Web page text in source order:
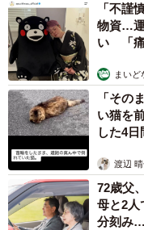
―わらび餅の季節です
か？
「もちろんオススメは
日香の独自配合＆焙煎
はバニラアイスに添え
り、ミルクティーに浮
ップでカラフルに色
ます」
「不謹
物資…
い 「痛
まいど
「その
い猫を
した4
渡辺
72歳父
母と2
分刻み…